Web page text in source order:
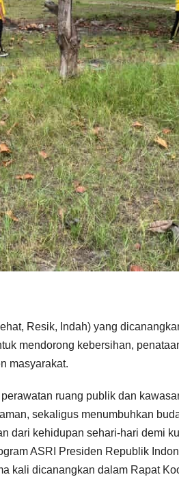
Resik, Indah) yang
mendorong kebersihan,
masyarakat.
ruang publik dan
sekaligus menumbuhkan
dari kehidupan sehari-hari demi
ASRI Presiden Republik
kali dicanangkan dalam Rapat